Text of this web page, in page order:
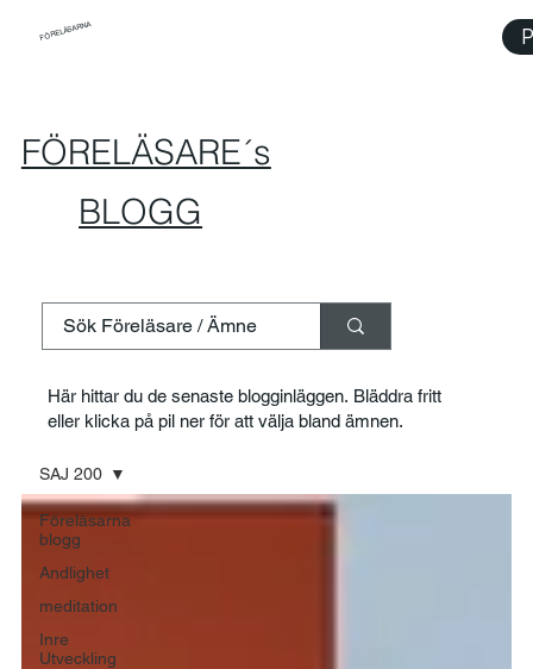
FÖRELÄSARNA
FÖRELÄSARE´s
BLOGG
Här hittar du de senaste blogginläggen. Bläddra fritt
eller klicka på pil ner för att välja bland ämnen.
Föreläsarna
blogg
Andlighet
meditation
Inre
Utveckling
SAJ 200